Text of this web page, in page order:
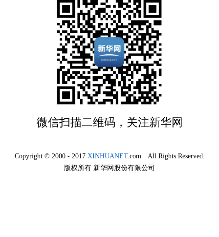
微信扫描二维码，关注新华网